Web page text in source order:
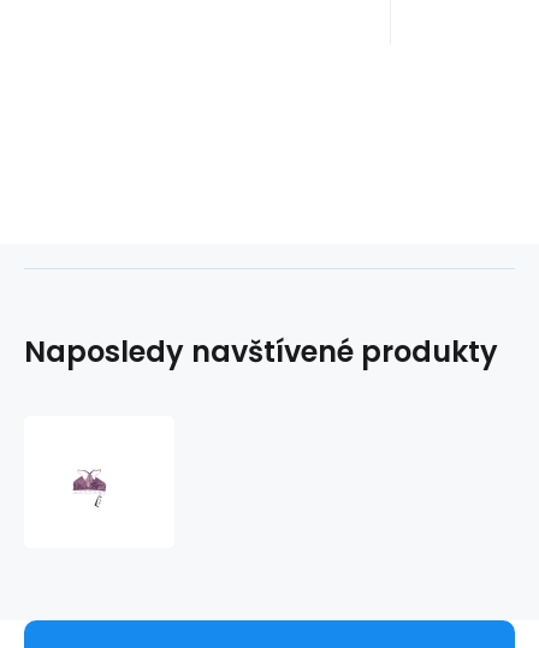
Naposledy navštívené produkty
Fialová